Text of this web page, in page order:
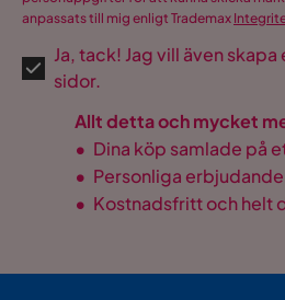
anpassats till mig enligt Trademax
Ja, tack! Jag vill även
sidor.
Allt detta och mycket
• Dina köp samlade på
• Personliga
• Kostnadsfritt och helt